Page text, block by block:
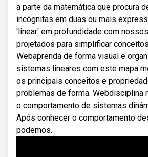
a parte da matemática que procura
incógnitas em duas ou mais
'linear' em profundidade com
projetados para simplificar
Webaprenda de forma visual e
sistemas lineares com este mapa
os principais conceitos e
problemas de forma. Webdisciplina
o comportamento de sistemas
Após conhecer o comportamento
podemos.